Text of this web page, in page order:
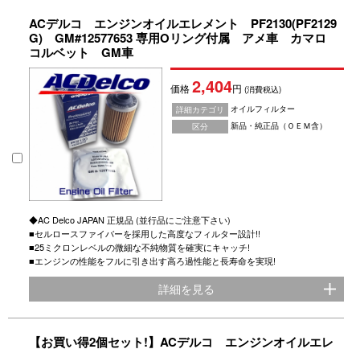
ACデルコ エンジンオイルエレメント PF2130(PF2129
G) GM#12577653 専用Oリング付属 アメ車 カマロ
コルベット GM車
価格2,404円(消費税込)
詳細カテゴリ
オイルフィルター
区分
新品・純正品（ＯＥＭ含）
◆AC Delco JAPAN 正規品 (並行品にご注意下さい)
■セルロースファイバーを採用した高度なフィルター設計!!
■25ミクロンレベルの微細な不純物質を確実にキャッチ!
■エンジンの性能をフルに引き出す高ろ過性能と長寿命を実現!
詳細を見る
【お買い得2個セット!】ACデルコ エンジンオイルエレ